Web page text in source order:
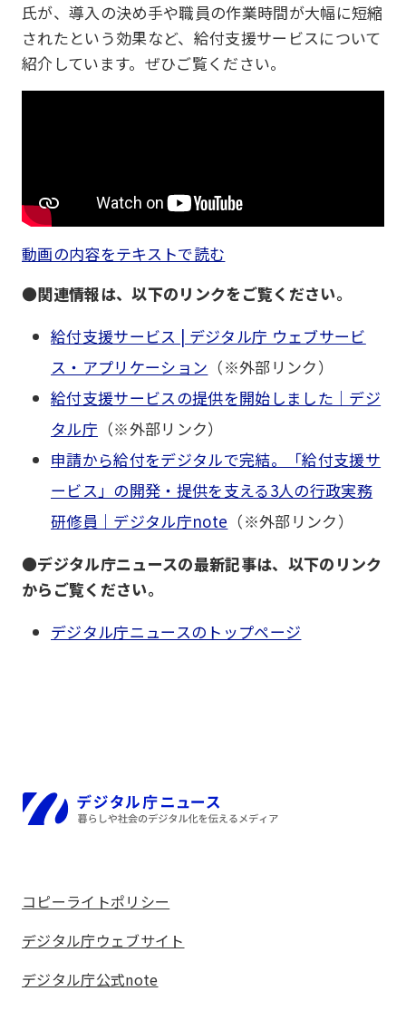
氏が、導入の決め手や職員の作業時間が大幅に短縮
されたという効果など、給付支援サービスについて
紹介しています。ぜひご覧ください。
動画の内容をテキストで読む
●関連情報は、以下のリンクをご覧ください。
給付支援サービス | デジタル庁 ウェブサービ
ス・アプリケーション （※外部リンク）
給付支援サービスの提供を開始しました｜デジ
タル庁 （※外部リンク）
申請から給付をデジタルで完結。「給付支援サ
ービス」の開発・提供を支える3人の行政実務
研修員｜デジタル庁note （※外部リンク）
●デジタル庁ニュースの最新記事は、以下のリンク
からご覧ください。
デジタル庁ニュースのトップページ
ホーム
コピーライトポリシー
デジタル庁ウェブサイト
デジタル庁公式note